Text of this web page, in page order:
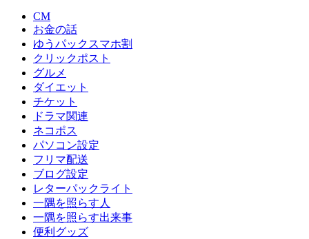
CM
お金の話
ゆうパックスマホ割
クリックポスト
グルメ
ダイエット
チケット
ドラマ関連
ネコポス
パソコン設定
フリマ配送
ブログ設定
レターパックライト
一隅を照らす人
一隅を照らす出来事
便利グッズ